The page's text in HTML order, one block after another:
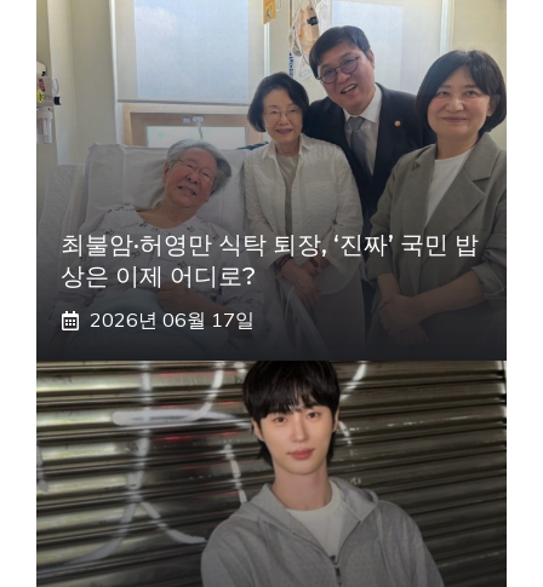
최불암·허영만 식탁 퇴장, ‘진짜’ 국민 밥
상은 이제 어디로?
2026년 06월 17일